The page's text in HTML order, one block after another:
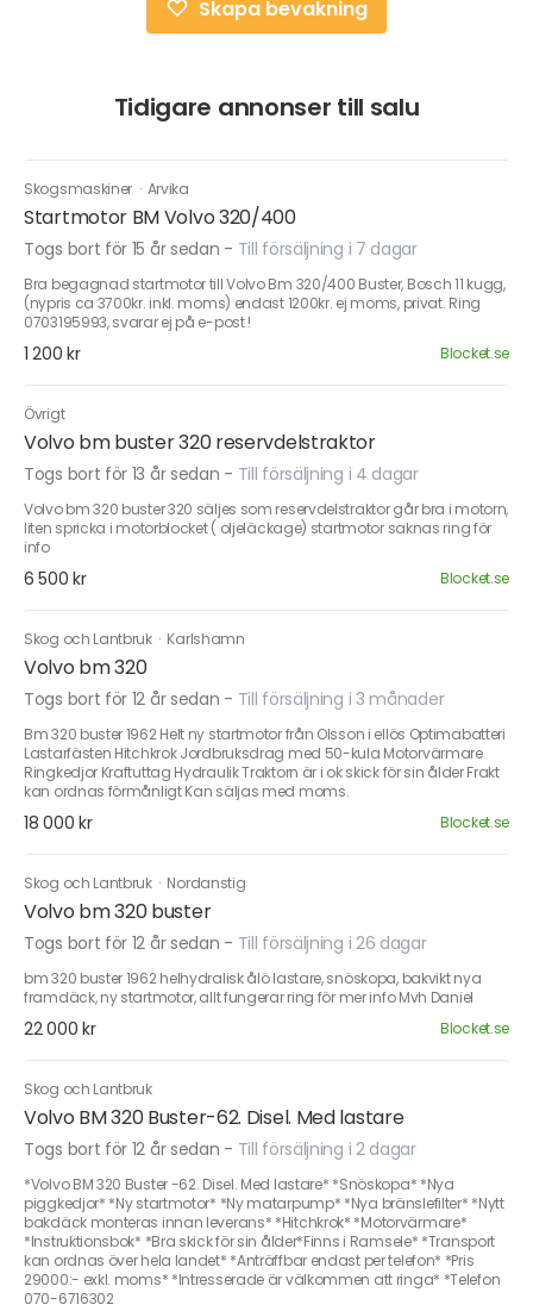
Skapa bevakning
Tidigare annonser till salu
Skogsmaskiner · Arvika
Startmotor BM Volvo 320/400
Togs bort för 15 år sedan - Till försäljning i 7 dagar
Bra begagnad startmotor till Volvo Bm 320/400 Buster, Bosch 11 kugg,
(nypris ca 3700kr. inkl. moms) endast 1200kr. ej moms, privat. Ring
0703195993, svarar ej på e-post !
1 200 kr Blocket.se
Övrigt
Volvo bm buster 320 reservdelstraktor
Togs bort för 13 år sedan - Till försäljning i 4 dagar
Volvo bm 320 buster 320 säljes som reservdelstraktor går bra i motorn,
liten spricka i motorblocket ( oljeläckage) startmotor saknas ring för
info
6 500 kr Blocket.se
Skog och Lantbruk · Karlshamn
Volvo bm 320
Togs bort för 12 år sedan - Till försäljning i 3 månader
Bm 320 buster 1962 Helt ny startmotor från Olsson i ellös Optimabatteri
Lastarfästen Hitchkrok Jordbruksdrag med 50-kula Motorvärmare
Ringkedjor Kraftuttag Hydraulik Traktorn är i ok skick för sin ålder Frakt
kan ordnas förmånligt Kan säljas med moms.
18 000 kr Blocket.se
Skog och Lantbruk · Nordanstig
Volvo bm 320 buster
Togs bort för 12 år sedan - Till försäljning i 26 dagar
bm 320 buster 1962 helhydralisk ålö lastare, snöskopa, bakvikt nya
framdäck, ny startmotor, allt fungerar ring för mer info Mvh Daniel
22 000 kr Blocket.se
Skog och Lantbruk
Volvo BM 320 Buster-62. Disel. Med lastare
Togs bort för 12 år sedan - Till försäljning i 2 dagar
*Volvo BM 320 Buster -62. Disel. Med lastare* *Snöskopa* *Nya
piggkedjor* *Ny startmotor* *Ny matarpump* *Nya bränslefilter* *Nytt
bakdäck monteras innan leverans* *Hitchkrok* *Motorvärmare*
*Instruktionsbok* *Bra skick för sin ålder*Finns i Ramsele* *Transport
kan ordnas över hela landet* *Anträffbar endast per telefon* *Pris
29000:- exkl. moms* *Intresserade är välkommen att ringa* *Telefon
070-6716302